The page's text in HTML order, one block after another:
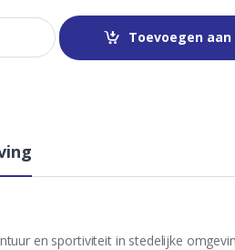
Toevoegen
en sportiviteit in stedelijke